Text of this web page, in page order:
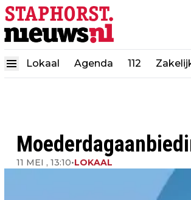
Lokaal Agenda 112
11 MEI , 13:10•LOKAAL